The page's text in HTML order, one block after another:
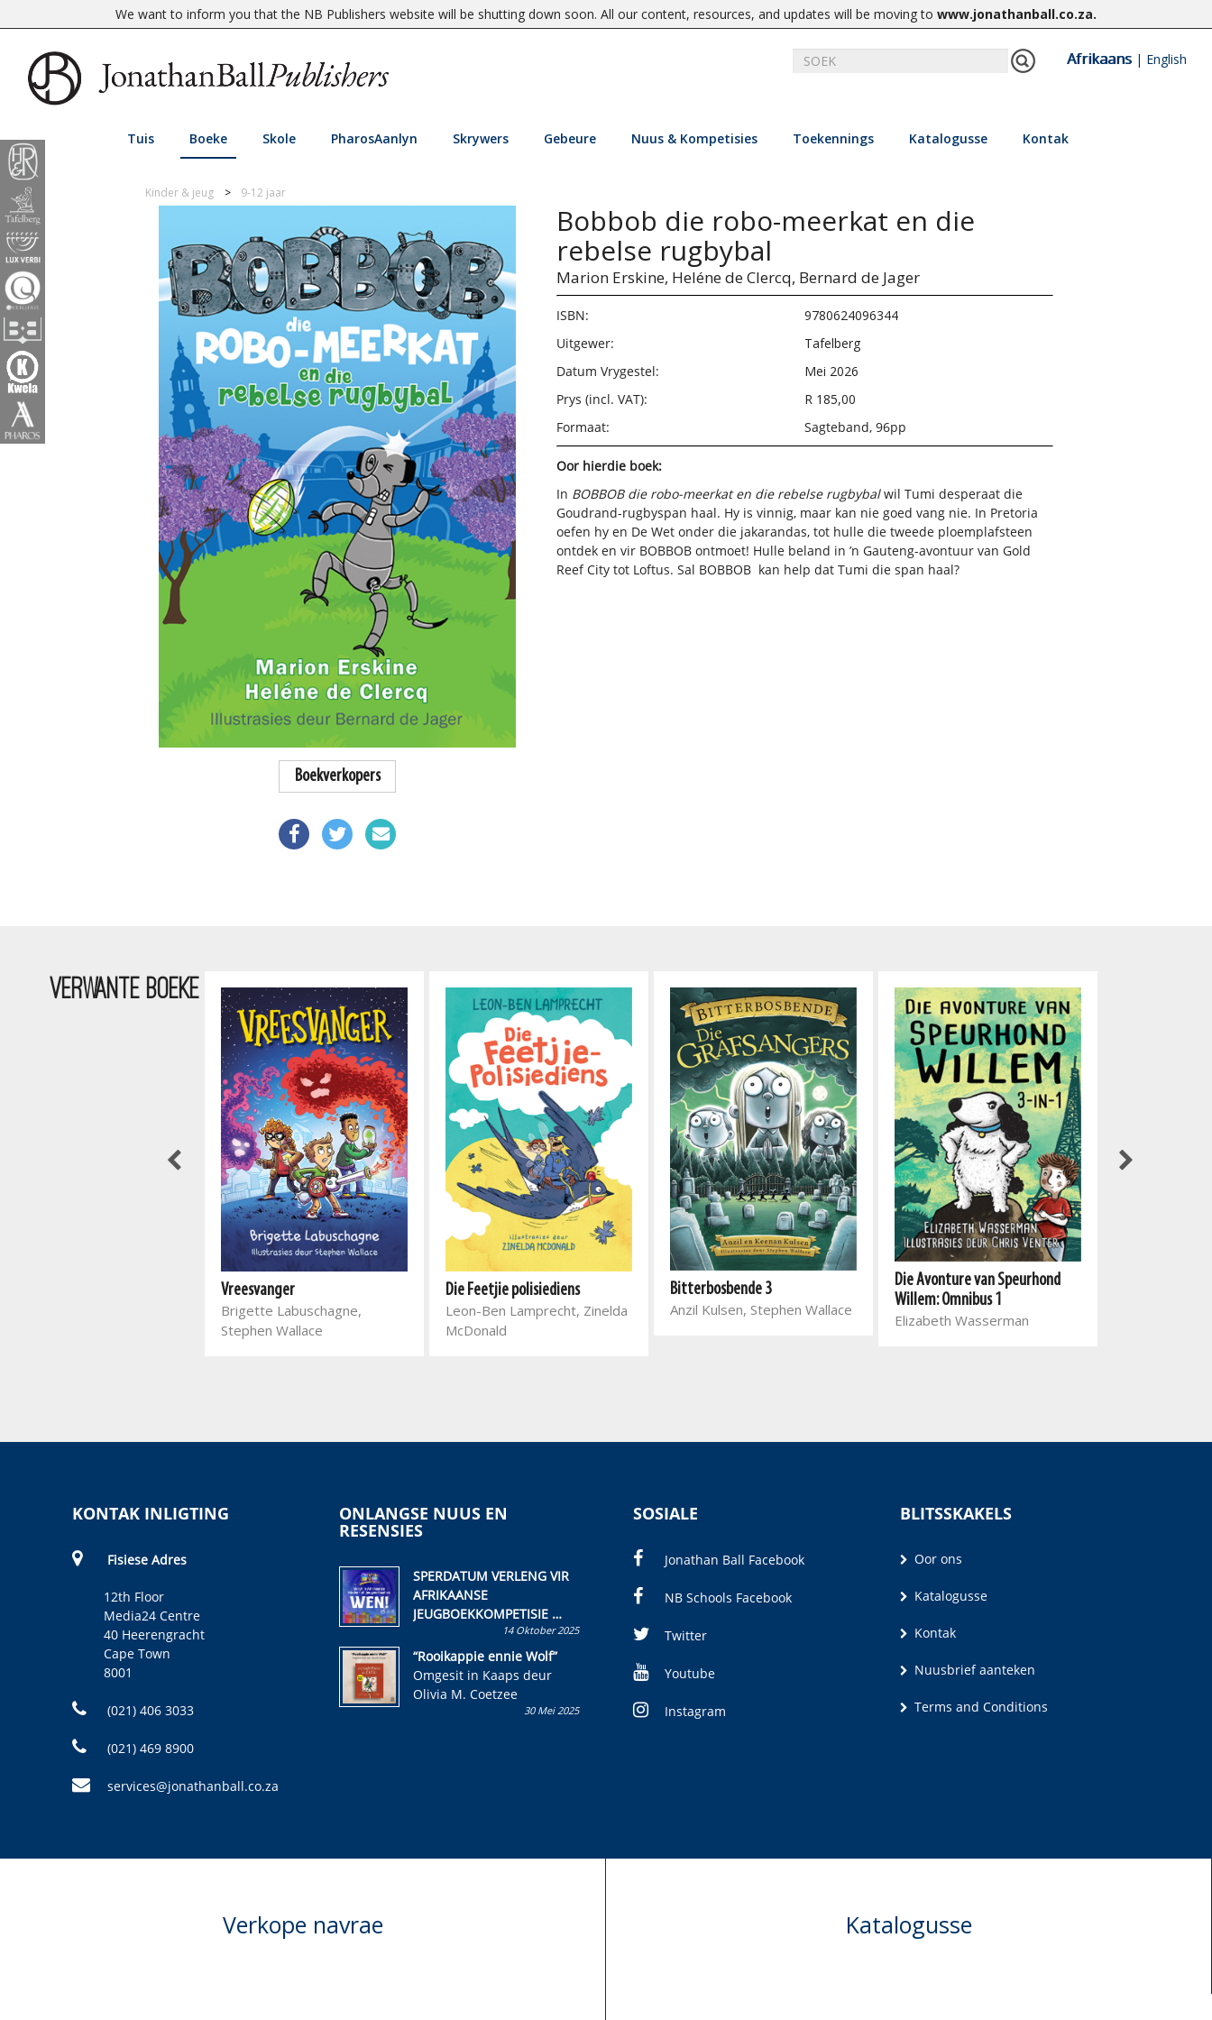
We want to inform you that the NB Publishers website will be shutting down soon. All our content, resources, and updates will be moving to www.jonathanball.co.za.
Afrikaans| English
Tuis Boeke Skole PharosAanlyn Skrywers Gebeure Nuus & Kompetisies Toekennings Katalogusse Kontak
Kinder & jeug 9-12 jaar
Boekverkopers
Bobbob die robo-meerkat en die
rebelse rugbybal
Marion Erskine, Heléne de Clercq, Bernard de Jager
ISBN:
9780624096344
Uitgewer:
Tafelberg
Datum Vrygestel:
Mei 2026
Prys (incl. VAT):
R 185,00
Formaat:
Sagteband, 96pp
Oor hierdie boek:
In BOBBOB die robo-meerkat en die rebelse rugbybalwil Tumi desperaat die
Goudrand-rugbyspan haal. Hy is vinnig, maar kan nie goed vang nie. In Pretoria
oefen hy en De Wet onder die jakarandas, tot hulle die tweede ploemplafsteen
ontdek en vir BOBBOB ontmoet! Hulle beland in ’n Gauteng-avontuur van Gold
Reef City tot Loftus. Sal BOBBOB kan help dat Tumi die span haal?
VERWANTE BOEKE
Vreesvanger
Brigette Labuschagne,
Stephen Wallace
Die Feetjie polisiediens
Leon-Ben Lamprecht, Zinelda
McDonald
Bitterbosbende 3
Anzil Kulsen, Stephen Wallace
Die Avonture van Speurhond
Willem: Omnibus 1
Elizabeth Wasserman
KONTAK INLIGTING
Fisiese Adres
12th Floor
Media24 Centre
40 Heerengracht
Cape Town
8001
(021) 406 3033
(021) 469 8900
services@jonathanball.co.za
ONLANGSE NUUS EN
RESENSIES
SPERDATUM VERLENG VIR
AFRIKAANSE
JEUGBOEKKOMPETISIE
Skryf ’n jeugboek of
kinderboek en staan ’n
kans om R50 000 te wen!
14 Oktober 2025
“Rooikappie ennie Wolf”
Omgesit in Kaaps deur
Olivia M. Coetzee
30 Mei 2025
SOSIALE
Jonathan Ball Facebook
NB Schools Facebook
Twitter
Youtube
Instagram
BLITSSKAKELS
Oor ons
Katalogusse
Kontak
Nuusbrief aanteken
Terms and Conditions
Verkope navrae Katalogusse